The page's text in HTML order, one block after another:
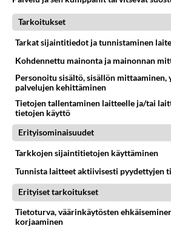
04.10.2016 07:50
VDSL yhteydet suomessa
Onko suomessa saatavilla VDSL
Ovatko nämä yhteydet
tietoa paljonko kus...
20.01.2005 11:39
ADSL- JA DSL-TEKNIIKKA
Langattoman netin jako
Terveisin Ruotsista! Mielenkiintoisen asumisjärjestelyni
johdosta itselläni ei ole
Tarkoitukset
Tarkat sijaintitiedot ja tunnistaminen
Kohdennettu mainonta ja mainonnan
Personoitu sisältö, sisällön mittaaminen,
palvelujen kehittäminen
Tietojen tallentaminen laitteelle ja/tai
tietojen käyttö
Erityisominaisuudet
Tarkkojen sijaintitietojen käyttäminen
Tunnista laitteet aktiivisesti pyydettyjen
Erityiset tarkoitukset
Tietoturva, väärinkäytösten
korjaaminen